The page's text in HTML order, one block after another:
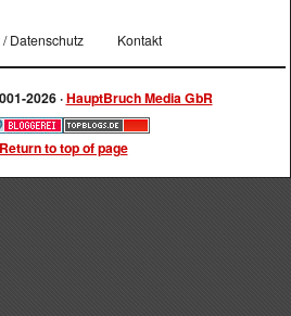
Datenschutz Kontakt
2026 ·HauptBruch Media GbR
Return to top of page